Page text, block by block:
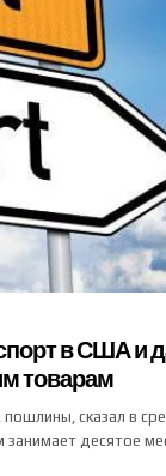
в США и
товарам
сказал в
десятое